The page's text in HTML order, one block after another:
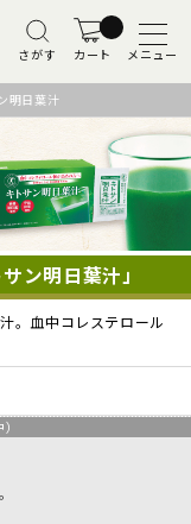
さがす カート メニュー
明日葉汁
ン明日葉汁」
。血中コレステロール